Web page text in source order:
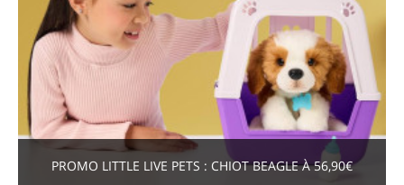
PROMO LITTLE LIVE PETS : CHIOT BEAGLE À 56,90€